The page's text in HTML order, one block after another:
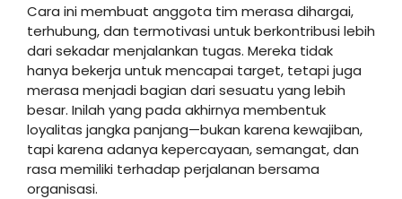
Cara ini membuat anggota tim merasa dihargai,
terhubung, dan termotivasi untuk berkontribusi lebih
dari sekadar menjalankan tugas. Mereka tidak
hanya bekerja untuk mencapai target, tetapi juga
merasa menjadi bagian dari sesuatu yang lebih
besar. Inilah yang pada akhirnya membentuk
loyalitas jangka panjang—bukan karena kewajiban,
tapi karena adanya kepercayaan, semangat, dan
rasa memiliki terhadap perjalanan bersama
organisasi.